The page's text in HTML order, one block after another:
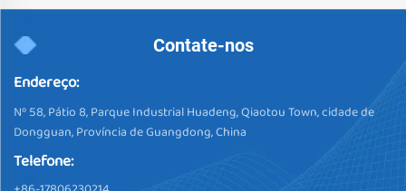
Contate-nos
Endereço:
Nº 58, Pátio 8, Parque Industrial Huadeng, Qiaotou Town, cidade de
Dongguan, Província de Guangdong, China
Telefone: